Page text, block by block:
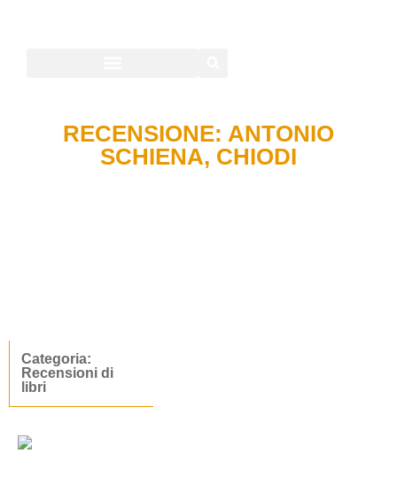
RECENSIONE: ANTONIO
SCHIENA, CHIODI
Categoria:
Recensioni di
libri